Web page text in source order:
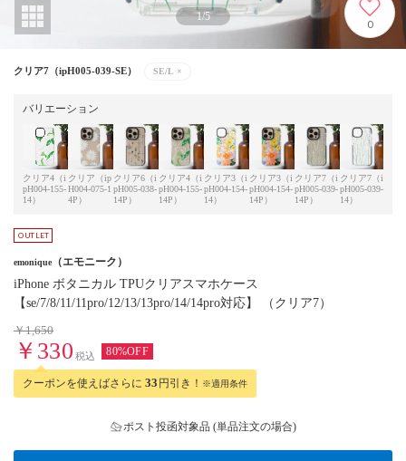
1/5
0
クリア7（ipH005-039-SE） SE/L ×
バリエーション
クリア4（i
pH004-155-
14）
クリア（ip
H004-075-1
4P）
クリア6（i
pH005-038-
14P）
クリア4（i
pH004-155-
14P）
クリア3（i
pH004-154-
14）
クリア3（i
pH004-154-
14P）
クリア7（i
pH005-039-
14P）
クリア7（i
pH005-039-
14）
emonique （エモニーク）
iPhone ボタニカル TPUクリアスマホケース
【se/7/8/11/11pro/12/13/13pro/14/14pro対応】 （クリア7）
￥1,650
￥330 税込 80%OFF
クーポンを使えばさらに 33 円引き！ ※適用条件
ポスト投函対象品 (単品注文の場合)